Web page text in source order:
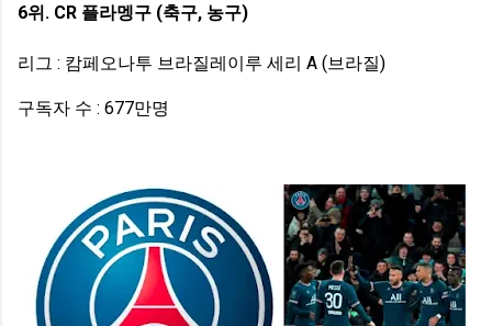
6위. CR 플라멩구 (축구, 농구)
리그 : 캄페오나투 브라질레이루 세리 A (브라질)
구독자 수 : 677만명